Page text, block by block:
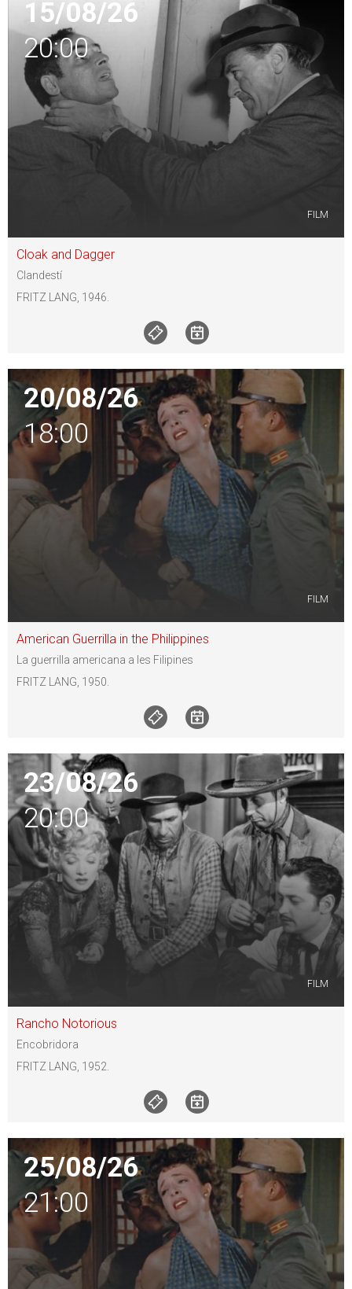
15/08/26
20:00
FILM
Cloak and Dagger
Clandestí
FRITZ LANG, 1946.
20/08/26
18:00
FILM
American Guerrilla in the Philippines
La guerrilla americana a les Filipines
FRITZ LANG, 1950.
23/08/26
20:00
FILM
Rancho Notorious
Encobridora
FRITZ LANG, 1952.
25/08/26
21:00